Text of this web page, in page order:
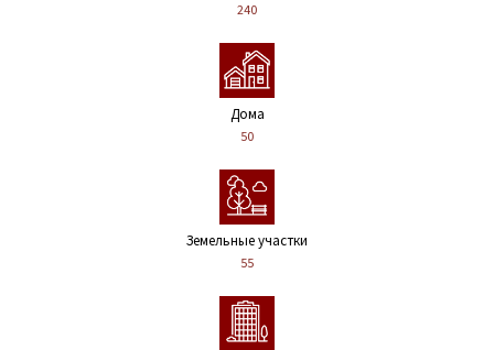
240
Дома
50
Земельные участки
55